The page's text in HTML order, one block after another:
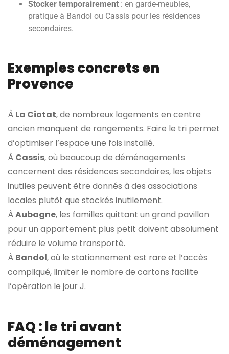
Stocker temporairement : en garde-meubles,
pratique à Bandol ou Cassis pour les résidences
secondaires.
Exemples concrets en
Provence
À La Ciotat, de nombreux logements en centre
ancien manquent de rangements. Faire le tri permet
d’optimiser l’espace une fois installé.
À Cassis, où beaucoup de déménagements
concernent des résidences secondaires, les objets
inutiles peuvent être donnés à des associations
locales plutôt que stockés inutilement.
ÀAubagne, les familles quittant un grand pavillon
pour un appartement plus petit doivent absolument
réduire le volume transporté.
À Bandol, où le stationnement est rare et l’accès
compliqué, limiter le nombre de cartons facilite
l’opération le jour J.
FAQ : le tri avant
déménagement